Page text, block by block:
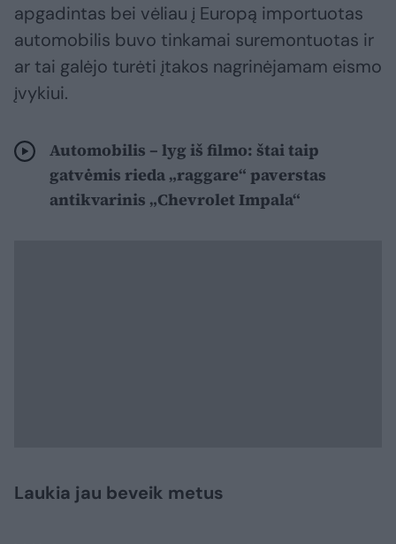
apgadintas bei vėliau į Europą importuotas
automobilis buvo tinkamai suremontuotas ir
ar tai galėjo turėti įtakos nagrinėjamam eismo
įvykiui.
Automobilis – lyg iš filmo: štai taip
gatvėmis rieda „raggare“ paverstas
antikvarinis „Chevrolet Impala“
Laukia jau beveik metus